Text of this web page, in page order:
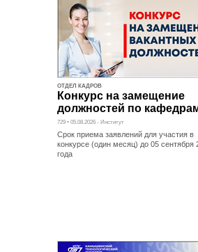
ОТДЕЛ КАДРОВ
Конкурс на замещение
должностей по
729 • 05.08.2026 - Институт
Срок приема заявлений для участия в
конкурсе (один месяц) до 05 сентября
года